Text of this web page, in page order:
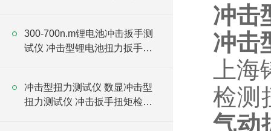
300-700n.m锂电池冲击扳手测
试仪 冲击型锂电池扭力扳手测
冲击型扭力测试仪 数显冲击型
扭力测试仪 冲击扳手扭矩检测
冲击
冲击
上
检测
气动